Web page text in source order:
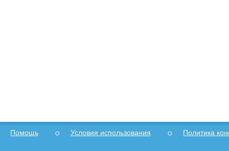
Помощь Условия использования Политика